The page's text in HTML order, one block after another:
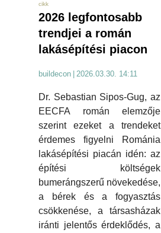
cikk
2026 legfontosabb
trendjei a román
lakásépítési piacon
buildecon 2026.03.30. 14:11
Dr. Sebastian Sipos-Gug, az
EECFA román elemzője
szerint ezeket a trendeket
érdemes figyelni Románia
lakásépítési piacán idén: az
építési költségek
bumerángszerű növekedése,
a bérek és a fogyasztás
csökkenése, a társasházak
iránti jelentős érdeklődés, a